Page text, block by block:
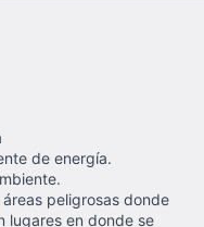
de energía.
peligrosas donde
lugares en donde se